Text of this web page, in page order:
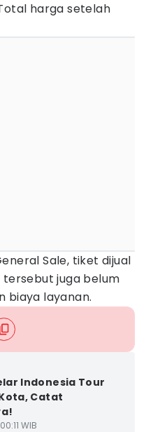
harga setelah
Sale, tiket dijual
tersebut juga belum
biaya layanan.
Indonesia Tour
Catat
WIB